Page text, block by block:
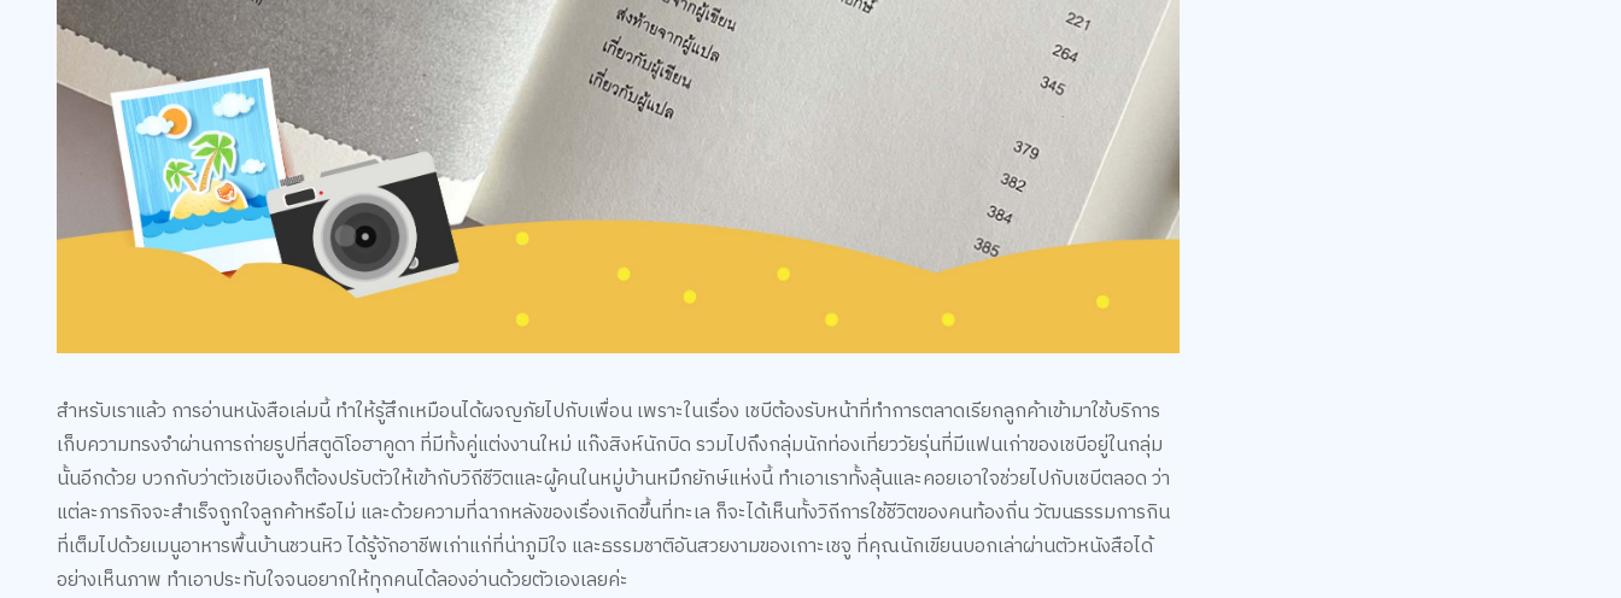
สำหรับเราแล้ว การอ่านหนังสือเล่มนี้ ทำให้รู้สึกเหมือนได้ผจญภัยไปกับเพื่อน เพราะในเรื่อง เชบีต้องรับหน้าที่ทำการตลาดเรียกลูกค้าเข้ามาใช้บริการ
เก็บความทรงจำผ่านการถ่ายรูปที่สตูดิโอฮาคูดา ที่มีทั้งคู่แต่งงานใหม่ แก๊งสิงห์นักบิด รวมไปถึงกลุ่มนักท่องเที่ยววัยรุ่นที่มีแฟนเก่าของเชบีอยู่ในกลุ่ม
นั้นอีกด้วย บวกกับว่าตัวเชบีเองก็ต้องปรับตัวให้เข้ากับวิถีชีวิตและผู้คนในหมู่บ้านหมึกยักษ์แห่งนี้ ทำเอาเราทั้งลุ้นและคอยเอาใจช่วยไปกับเชบีตลอด ว่า
แต่ละภารกิจจะสำเร็จถูกใจลูกค้าหรือไม่ และด้วยความที่ฉากหลังของเรื่องเกิดขึ้นที่ทะเล ก็จะได้เห็นทั้งวิถีการใช้ชีวิตของคนท้องถิ่น วัฒนธรรมการกิน
ที่เต็มไปด้วยเมนูอาหารพื้นบ้านชวนหิว ได้รู้จักอาชีพเก่าแก่ที่น่าภูมิใจ และธรรมชาติอันสวยงามของเกาะเชจู ที่คุณนักเขียนบอกเล่าผ่านตัวหนังสือได้
อย่างเห็นภาพ ทำเอาประทับใจจนอยากให้ทุกคนได้ลองอ่านด้วยตัวเองเลยค่ะ